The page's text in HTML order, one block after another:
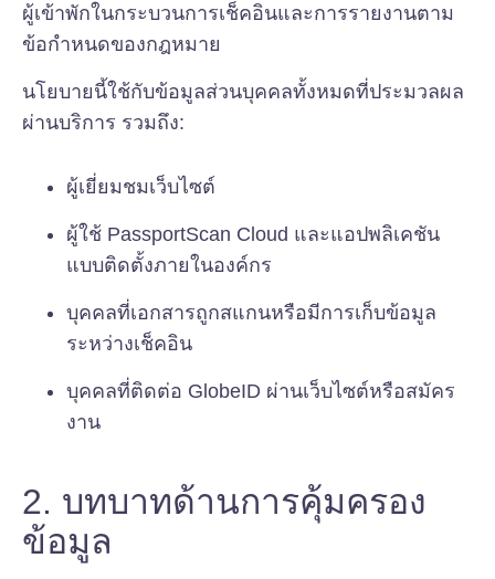
ผู้เข้าพักในกระบวนการเช็คอินและการรายงานตาม
ข้อกำหนดของกฎหมาย
นโยบายนี้ใช้กับข้อมูลส่วนบุคคลทั้งหมดที่ประมวลผล
ผ่านบริการ รวมถึง:
ผู้เยี่ยมชมเว็บไซต์
ผู้ใช้ PassportScan Cloud และแอปพลิเคชัน
แบบติดตั้งภายในองค์กร
บุคคลที่เอกสารถูกสแกนหรือมีการเก็บข้อมูล
ระหว่างเช็คอิน
บุคคลที่ติดต่อ GlobeID ผ่านเว็บไซต์หรือสมัคร
งาน
2. บทบาทด้านการคุ้มครอง
ข้อมูล